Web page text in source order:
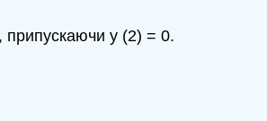
припускаючи y (2) = 0.